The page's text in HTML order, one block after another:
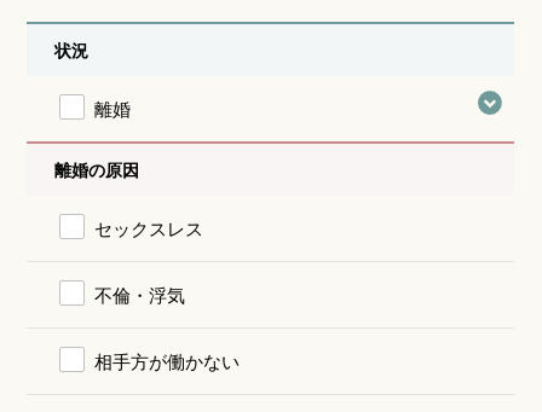
状況
離婚
離婚の原因
セックスレス
不倫・浮気
相手方が働かない